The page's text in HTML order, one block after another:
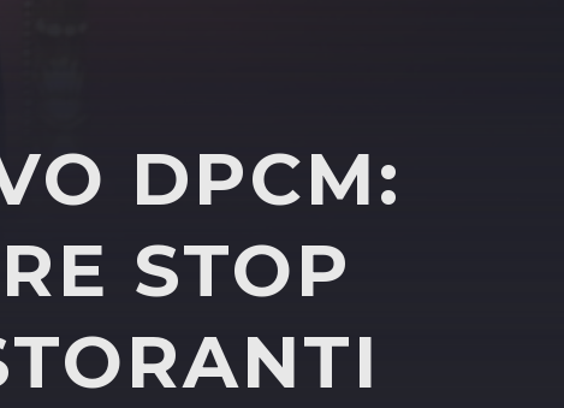
DPCM:
STOP